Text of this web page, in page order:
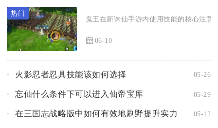
鬼王在新诛仙手游内使用技能的核心注意
06-10
火影忍者忍具技能该如何选择 05-26
忘仙什么条件下可以进入仙帝宝库 05-29
在三国志战略版中如何有效地刷野提升实力 05-12